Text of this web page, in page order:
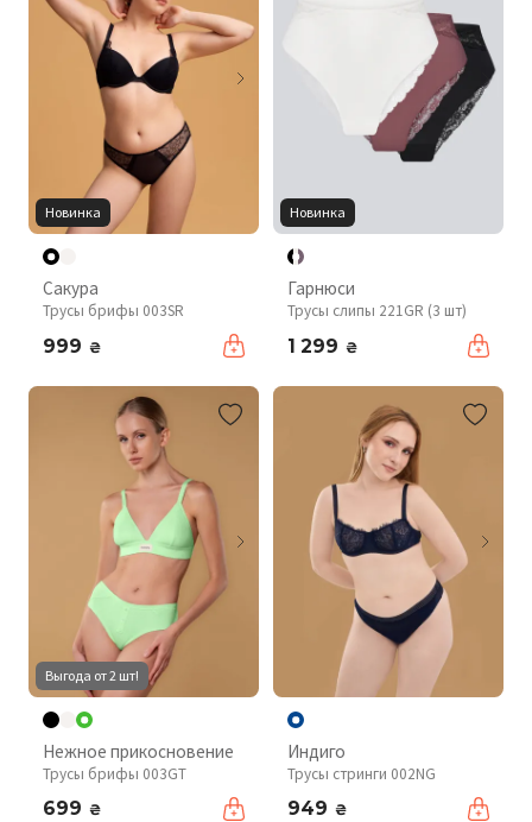
Новинка
Сакура
Трусы брифы 003SR
999 ₴
Новинка
Гарнюси
Трусы слипы 221GR (3 шт)
1 299 ₴
Выгода от 2 шт!
Нежное прикосновение
Трусы брифы 003GT
699 ₴
Индиго
Трусы стринги 002NG
949 ₴